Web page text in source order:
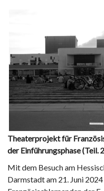
Theaterprojekt für
der Einführungsphase (Teil.
Mit dem Besuch am
Darmstadt am 21. Juni